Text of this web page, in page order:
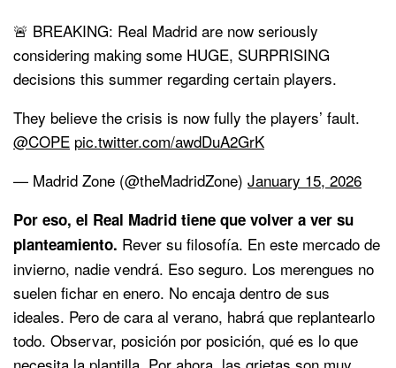
🚨 BREAKING: Real Madrid are now seriously
considering making some HUGE, SURPRISING
decisions this summer regarding certain players.
They believe the crisis is now fully the players’ fault.
@COPE pic.twitter.com/awdDuA2GrK
— Madrid Zone (@theMadridZone) January 15, 2026
Por eso, el Real Madrid tiene que volver a ver su
planteamiento. Rever su filosofía. En este mercado de
invierno, nadie vendrá. Eso seguro. Los merengues no
suelen fichar en enero. No encaja dentro de sus
ideales. Pero de cara al verano, habrá que replantearlo
todo. Observar, posición por posición, qué es lo que